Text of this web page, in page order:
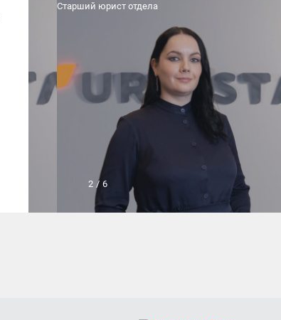
качественную и в срок выполненную работу
ИП Иванов Д. В.
Старший юрист отдела
2 / 6